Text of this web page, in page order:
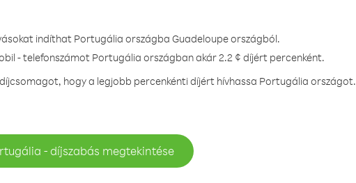
indíthat Portugália országba Guadeloupe országból.
- telefonszámot Portugália országban akár 2.2 ¢ díjért percenként.
hogy a legjobb percenkénti díjért hívhassa Portugália országot.
- díjszabás megtekintése